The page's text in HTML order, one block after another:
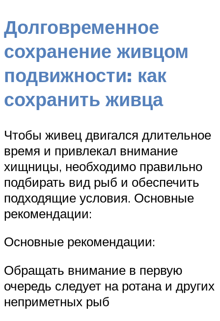
Долговременное
сохранение живцом
подвижности: как
сохранить живца
Чтобы живец двигался длительное
время и привлекал внимание
хищницы, необходимо правильно
подбирать вид рыб и обеспечить
подходящие условия. Основные
рекомендации:
Основные рекомендации:
Обращать внимание в первую
очередь следует на ротана и других
неприметных рыб